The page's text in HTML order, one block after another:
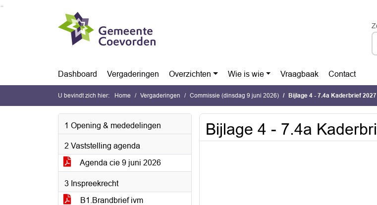
Ga naar de inhoud van deze pagina
Ga naar het zoeken
Ga naar het menu
Dashboard Vergaderingen Overzichten Wie is wie Vraagbaak Contact
U bevindt zich hier: Home Vergaderingen Commissie (dinsdag 9 juni 2026) Bijlage 4 - 7.4a Kaderbrief 2027
1 Opening & mededelingen
2 Vaststelling agenda
Agenda cie 9 juni 2026
3 Inspreekrecht
B1.Brandbrief ivm
Bijlage 4 - 7.4a